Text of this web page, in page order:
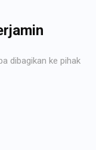
dibagikan ke pihak